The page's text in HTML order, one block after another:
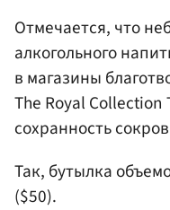
Отмечается, что
алкогольного
в магазины
The Royal
сохранность
Так, бутылка
($50).